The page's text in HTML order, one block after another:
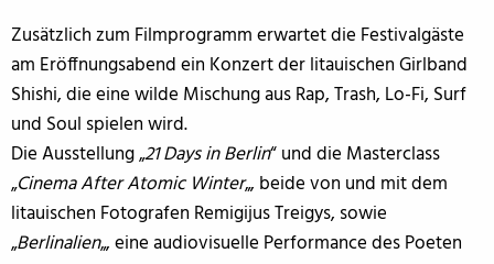
Zusätzlich zum Filmprogramm erwartet die Festivalgäste
am Eröffnungsabend ein Konzert der litauischen Girlband
Shishi, die eine wilde Mischung aus Rap, Trash, Lo-Fi, Surf
und Soul spielen wird.
Die Ausstellung „21 Days in Berlin“ und die Masterclass
„Cinema After Atomic Winter„, beide von und mit dem
litauischen Fotografen Remigijus Treigys, sowie
„Berlinalien„, eine audiovisuelle Performance des Poeten